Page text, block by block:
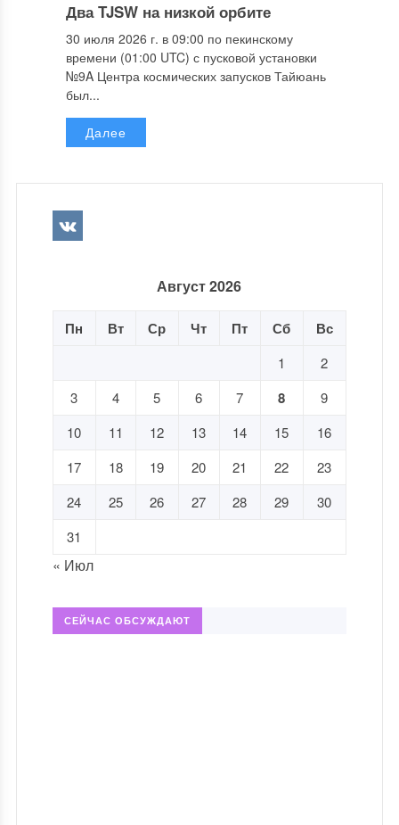
Два TJSW на низкой орбите
30 июля 2026 г. в 09:00 по пекинскому
времени (01:00 UTC) с пусковой установки
№9A Центра космических запусков Тайюань
был...
Далее
Август 2026
Пн Вт Ср Чт Пт Сб Вс
1
2
3
4 5 6 7 8
9
10
11 12 13 14 15
16
17
18 19 20 21 22
23
24
25 26 27 28 29
30
31
« Июл
СЕЙЧАС ОБСУЖДАЮТ